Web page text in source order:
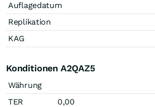
Auflagedatum
Replikation
KAG
Konditionen A2QAZ5
Währung
TER
0,00